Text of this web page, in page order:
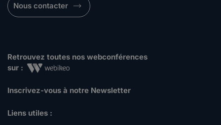
Nous contacter
Retrouvez toutes nos webconférences
sur :
Inscrivez-vous à notre Newsletter
Liens utiles :